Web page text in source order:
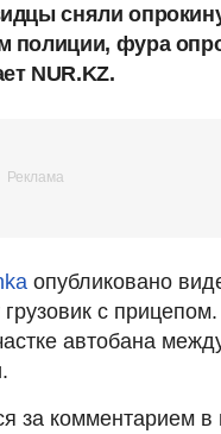
сняли
полиции, фура
NUR.KZ.
опубликовано
с
автобана
за комментарием в